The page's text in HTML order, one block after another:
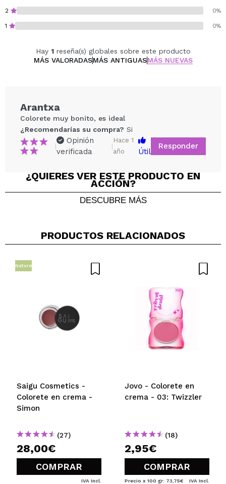
look impecable sin esfuerzo.
Pinched Light Pink
Berry Flush
Rosey Cheeks
Vegan.
Cruelty free.
2 0%
1 0%
Hay 1reseña(s) globales sobre este producto
MÁS VALORADASMÁS ANTIGUASMÁS NUEVAS
Compartir un vídeo o una foto
¿Recomendarías su compra? Si No
Arantxa
Colorete muy bonito, es ideal
¿Recomendarías su compra? Si
|
Opinión
verificada
|
Hace 1
año
Útil
Responder
¿QUIERES VER ESTE PRODUCTO EN
ACCIÓN?
DESCUBRE MÁS
PRODUCTOS RELACIONADOS
Nature
Saigu Cosmetics -
Colorete en crema -
Simon
(27)
28,00€
COMPRAR
IVA Incl.
Jovo - Colorete en
crema - 03: Twizzler
(18)
2,95€
COMPRAR
Precio x 100 gr: 73,75€ IVA Incl.